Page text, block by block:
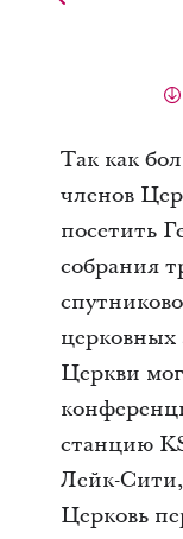
Так как
членов
посетить
собрания
церковных
Церкви
станцию
Лейк-
Церковь